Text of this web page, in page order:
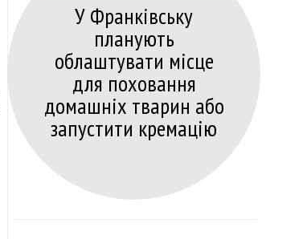
У Франківську
планують
облаштувати місце
для поховання
домашніх тварин або
запустити кремацію